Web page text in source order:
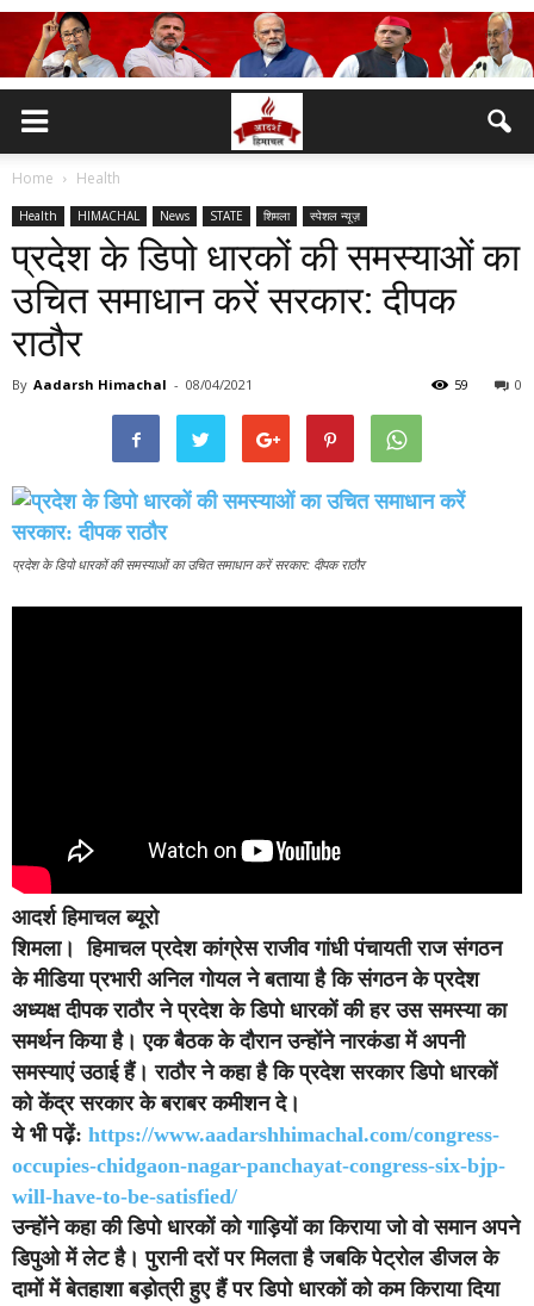
Home Health
Health HIMACHAL News STATE शिमला स्पेशल न्यूज़
प्रदेश के डिपो धारकों की समस्याओं का
उचित समाधान करें सरकार: दीपक
राठौर
By Aadarsh Himachal - 08/04/2021 0
59
प्रदेश के डिपो धारकों की समस्याओं का उचित समाधान करें सरकार: दीपक राठौर
आदर्श हिमाचल ब्यूरो
शिमला। हिमाचल प्रदेश कांग्रेस राजीव गांधी पंचायती राज संगठन
के मीडिया प्रभारी अनिल गोयल ने बताया है कि संगठन के प्रदेश
अध्यक्ष दीपक राठौर ने प्रदेश के डिपो धारकों की हर उस समस्या का
समर्थन किया है। एक बैठक के दौरान उन्होंने नारकंडा में अपनी
समस्याएं उठाई हैं। राठौर ने कहा है कि प्रदेश सरकार डिपो धारकों
को केंद्र सरकार के बराबर कमीशन दे।
ये भी पढ़ें: https://www.aadarshhimachal.com/congress-
occupies-chidgaon-nagar-panchayat-congress-six-bjp-
will-have-to-be-satisfied/
उन्होंने कहा की डिपो धारकों को गाड़ियों का किराया जो वो समान अपने
डिपुओ में लेट है। पुरानी दरों पर मिलता है जबकि पेट्रोल डीजल के
दामों में बेतहाशा बड़ोत्री हुए हैं पर डिपो धारकों को कम किराया दिया